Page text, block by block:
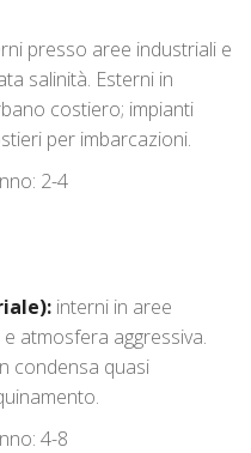
presso aree industriali e
salinità. Esterni in
costiero; impianti
per imbarcazioni.
2-4
interni in aree
atmosfera aggressiva.
condensa quasi
4-8